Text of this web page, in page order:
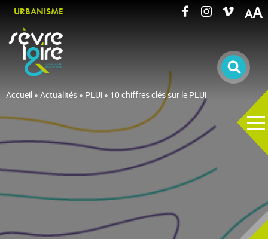
RECHERCHER UNE INFORMATION
URBANISME A
Accueil » Actualités » PLUi » 10 chiffres clés sur le PLUi